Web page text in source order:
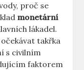
proč se
monetární
lákadel.
takřka
s civilním
faktorem